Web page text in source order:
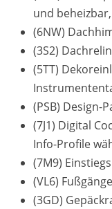
und
(6NW)
(3S2)
(5TT)
(PSB) Design-
(7J1) Digital
Info-Profile
(7M9)
(VL6)
(3GD)